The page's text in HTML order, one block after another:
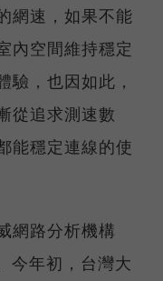
網速，如果不能
內空間維持穩定
驗，也因如此，
從追求測速數
能穩定連線的使
網路分析機構
今年初，台灣大